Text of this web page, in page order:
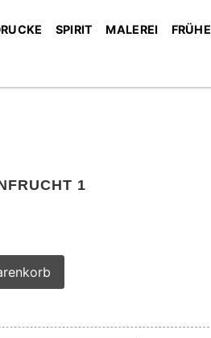
SPIRIT MALEREI
1